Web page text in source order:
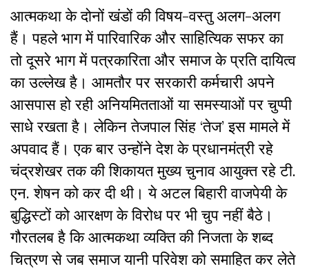
आत्मकथा के दोनों खंडों की विषय-वस्तु अलग-अलग
हैं ।पहले भाग में पारिवारिक और साहित्यिक सफर का
तो दूसरे भाग में पत्रकारिता और समाज के प्रति दायित्व
का उल्लेख है। आमतौर पर सरकारी कर्मचारी अपने
आसपास हो रही अनियमितताओं या समस्‍याओं पर चुप्‍पी
साधे रखता है। लेकिन तेजपाल सिंह ‘तेज’ इस मामले में
अपवाद हैं। एक बार उन्‍होंने देश के प्रधानमंत्री रहे
चंद्रशेखर तक की शिकायत मुख्य चुनाव आयुक्त रहे टी.
एन. शेषन को कर दी थी। ये अटल बिहारी वाजपेयी के
बुद्धिस्‍टों को आरक्षण के विरोध पर भी चुप नहीं बैठे।
गौरतलब है कि आत्मकथा व्‍यक्ति की निजता के शब्‍द
चित्रण से जब समाज यानी परिवेश को समाहित कर लेते